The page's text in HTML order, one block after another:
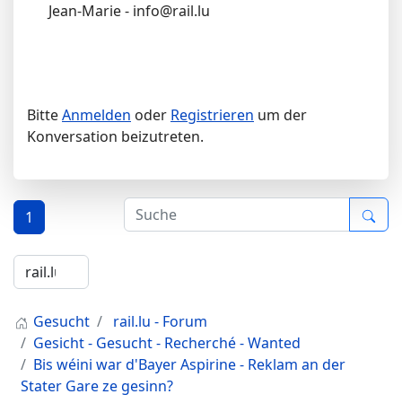
Jean-Marie - info@rail.lu
BitteAnmelden oder Registrieren um der
Konversation beizutreten.
1
Gesucht
rail.lu - Forum
Gesicht - Gesucht - Recherché - Wanted
Bis wéini war d'Bayer Aspirine - Reklam an der
Stater Gare ze gesinn?